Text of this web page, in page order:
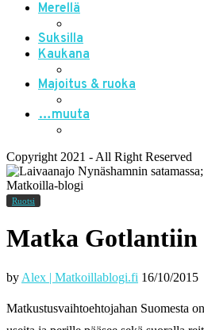
Merellä
Suksilla
Kaukana
Majoitus & ruoka
…muuta
Copyright 2021 - All Right Reserved
Ruotsi
Matka Gotlantiin
by Alex | Matkoillablogi.fi 16/10/2015
Matkustusvaihtoehtojahan Suomesta